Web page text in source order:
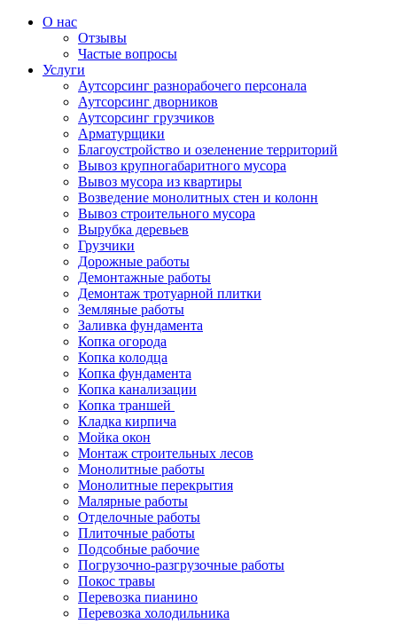
О нас
Отзывы
Частые вопросы
Услуги
Аутсорсинг разнорабочего персонала
Аутсорсинг дворников
Аутсорсинг грузчиков
Арматурщики
Благоустройство и озеленение территорий
Вывоз крупногабаритного мусора
Вывоз мусора из квартиры
Возведение монолитных стен и колонн
Вывоз строительного мусора
Вырубка деревьев
Грузчики
Дорожные работы
Демонтажные работы
Демонтаж тротуарной плитки
Земляные работы
Заливка фундамента
Копка огорода
Копка колодца
Копка фундамента
Копка канализации
Копка траншей
Кладка кирпича
Мойка окон
Монтаж строительных лесов
Монолитные работы
Монолитные перекрытия
Малярные работы
Отделочные работы
Плиточные работы
Подсобные рабочие
Погрузочно-разгрузочные работы
Покос травы
Перевозка пианино
Перевозка холодильника